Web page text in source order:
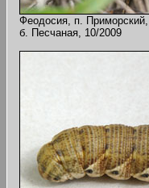
Феодосия, п. Приморский,
б. Песчаная, 10/2009